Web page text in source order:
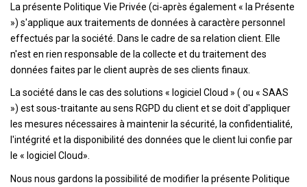
EXTRANET
CONTACT
La présente Politique Vie Privée (ci-après également « la Présente
») s'applique aux traitements de données à caractère personnel
effectués par la société. Dans le cadre de sa relation client. Elle
n'est en rien responsable de la collecte et du traitement des
données faites par le client auprès de ses clients finaux.
La société dans le cas des solutions « logiciel Cloud » ( ou « SAAS
») est sous-traitante au sens RGPD du client et se doit d'appliquer
les mesures nécessaires à maintenir la sécurité, la confidentialité,
l'intégrité et la disponibilité des données que le client lui confie par
le « logiciel Cloud».
Nous nous gardons la possibilité de modifier la présente Politique